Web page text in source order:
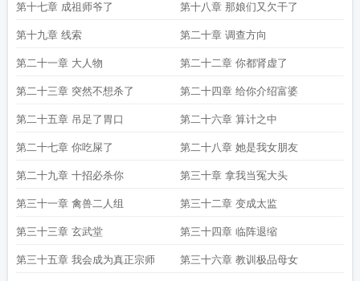
第十七章 成祖师爷了 第十八章 那娘们又欠干了
第十九章 线索 第二十章 调查方向
第二十一章 大人物 第二十二章 你都肾虚了
第二十三章 突然不想杀了 第二十四章 给你介绍富婆
第二十五章 吊足了胃口 第二十六章 算计之中
第二十七章 你吃屎了 第二十八章 她是我女朋友
第二十九章 十招必杀你 第三十章 拿我当冤大头
第三十一章 禽兽二人组 第三十二章 变成太监
第三十三章 玄武堂 第三十四章 临阵退缩
第三十五章 我会成为真正宗师 第三十六章 教训极品母女